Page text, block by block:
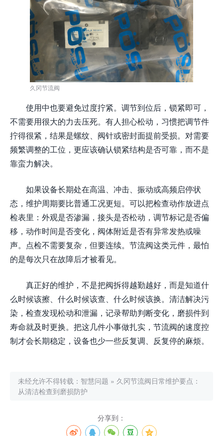
久冈节流阀
使用中也要避免过度拧紧。调节到位后，锁紧即可，
不需要用很大的力去压死。有人担心松动，习惯把调节件
拧得很紧，结果是螺纹、阀针或密封面提前受损。对需要
频繁调整的工位，更应该确认锁紧结构是否可靠，而不是
靠蛮力解决。
如果设备长期处在高温、冲击、振动或高频启停状
态，维护周期要比普通工况更短。可以把检查动作放进点
检表里：外观是否渗漏，接头是否松动，调节标记是否偏
移，动作时间是否变化，阀体附近是否有异常发热或噪
声。点检不需要复杂，但要连续。节流阀这类元件，最怕
的是每次只在故障后才被看见。
真正好的维护，不是把阀拆得越勤越好，而是知道什
么时候该擦、什么时候该查、什么时候该换。清洁解决污
染，检查发现松动和泄漏，记录帮助判断变化，磨损件到
寿命就及时更换。把这几件小事做扎实，节流阀的速度控
制才会长期稳定，设备也少一些反复调、反复停的麻烦。
未经允许不得转载： 智慧问题 » 久冈节流阀日常维护要点：
从清洁检查到磨损防护
分享到：